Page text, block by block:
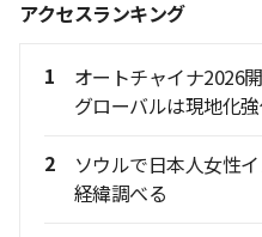
アクセスランキング
1
オートチャイナ2026
グローバルは現地化
2
ソウルで日本人女性
経緯調べる